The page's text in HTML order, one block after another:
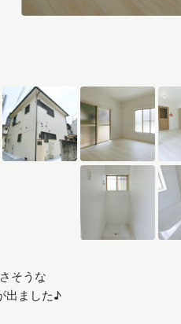
そうな
出ました♪